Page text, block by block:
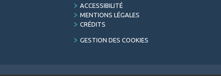
FOOTER
MENU
ACCESSIBILITÉ
MENTIONS LÉGALES
CRÉDITS
GESTION DES COOKIES